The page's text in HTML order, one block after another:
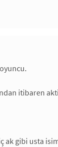
itibaren
ak gibi usta